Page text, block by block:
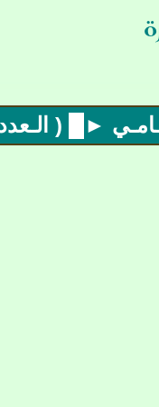
46 ) اهلا وسهلا بالجميع